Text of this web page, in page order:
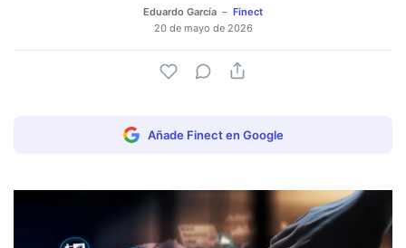
Eduardo García
Finect
20 de mayo de 2026
Añade Finect en Google